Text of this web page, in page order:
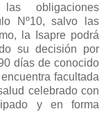
obligaciones
Nº10, salvo las
la Isapre podrá
su decisión por
días de conocido
facultada
celebrado con
y en forma